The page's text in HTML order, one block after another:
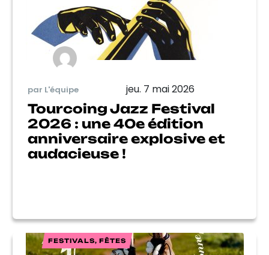
par L'équipe jeu. 7 mai 2026
Tourcoing Jazz Festival
2026 : une 40e édition
anniversaire explosive et
audacieuse !
FESTIVALS, FÊTES